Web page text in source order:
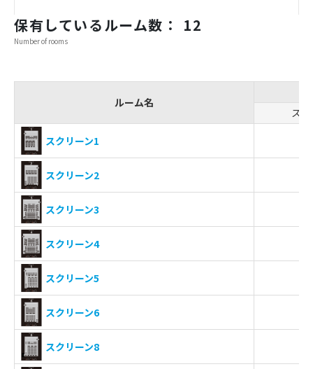
保有しているルーム数： 12
Number of rooms
ルーム名
ス
スクリーン1
スクリーン2
スクリーン3
スクリーン4
スクリーン5
スクリーン6
スクリーン8